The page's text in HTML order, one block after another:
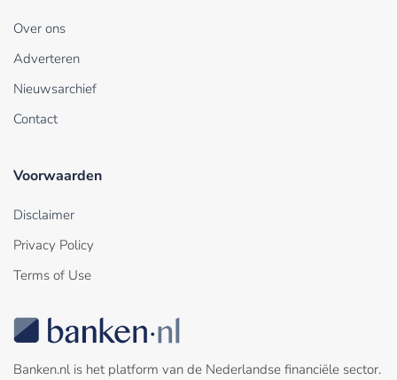
Over ons
Adverteren
Nieuwsarchief
Contact
Voorwaarden
Disclaimer
Privacy Policy
Terms of Use
Banken.nl is het platform van de Nederlandse financiële sector.